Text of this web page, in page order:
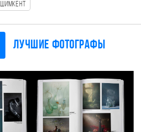
Шимкент
Лучшие фотографы